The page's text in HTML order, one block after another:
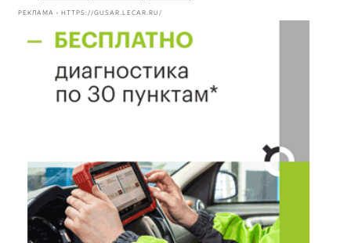
РЕКЛАМА • HTTPS://GUSAR.LECAR.RU/